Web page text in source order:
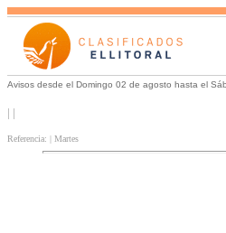
Avisos desde el Domingo 02 de agosto hasta el
| |
Referencia: | Martes